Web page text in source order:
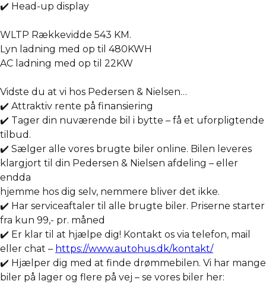
✔️ Head-up display
WLTP Rækkevidde 543 KM.
Lyn ladning med op til 480KWH
AC ladning med op til 22KW
Vidste du at vi hos Pedersen & Nielsen…
✔️ Attraktiv rente på finansiering
✔️ Tager din nuværende bil i bytte – få et uforpligtende
tilbud.
✔️ Sælger alle vores brugte biler online. Bilen leveres
klargjort til din Pedersen & Nielsen afdeling – eller
endda
hjemme hos dig selv, nemmere bliver det ikke.
✔️ Har serviceaftaler til alle brugte biler. Priserne starter
fra kun 99,- pr. måned
✔️ Er klar til at hjælpe dig! Kontakt os via telefon, mail
eller chat – https://www.autohus.dk/kontakt/
✔️ Hjælper dig med at finde drømmebilen. Vi har mange
biler på lager og flere på vej – se vores biler her: